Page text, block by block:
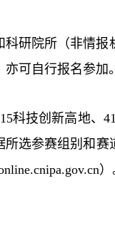
科研院所（非情
可自行报名参加。
科技创新高地、
选参赛组别和赛
）